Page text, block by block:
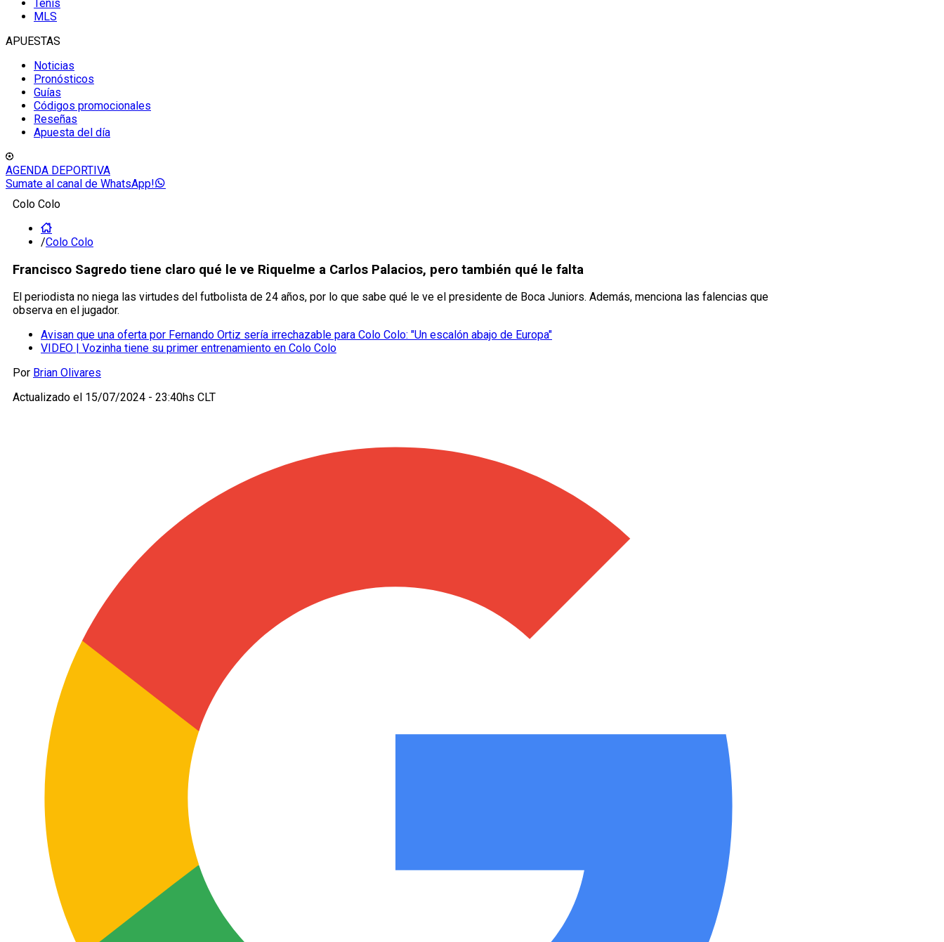
Tenis
MLS
APUESTAS
Noticias
Pronósticos
Guías
Códigos promocionales
Reseñas
Apuesta del día
AGENDA DEPORTIVA
Sumate al canal de WhatsApp!
Colo Colo
/Colo Colo
Francisco Sagredo tiene claro qué le ve Riquelme a Carlos Palacios, pero también qué le falta
El periodista no niega las virtudes del futbolista de 24 años, por lo que sabe qué le ve el presidente de Boca Juniors. Además, menciona las falencias que
observa en el jugador.
Avisan que una oferta por Fernando Ortiz sería irrechazable para Colo Colo: "Un escalón abajo de Europa"
VIDEO | Vozinha tiene su primer entrenamiento en Colo Colo
Por Brian Olivares
Actualizado el 15/07/2024 - 23:40hs CLT